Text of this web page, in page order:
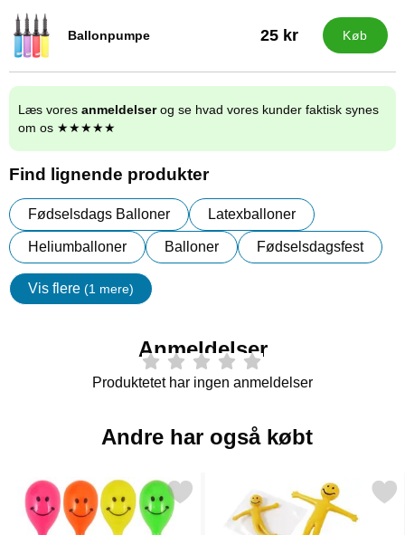
Ballonpumpe
Varenr 9838 25 kr Køb
Læs vores anmeldelserog se hvad vores kunder faktisk synes
om os ★★★★★
Find lignende produkter
Fødselsdags Balloner Latexballoner
Heliumballoner Balloner Fødselsdagsfest
Vis flere (1 mere)
Egenskaper
Anmeldelser
Produktetet har ingen anmeldelser
Andre har også købt
Markér mini Maraca som favoritMarkér gummi Mand